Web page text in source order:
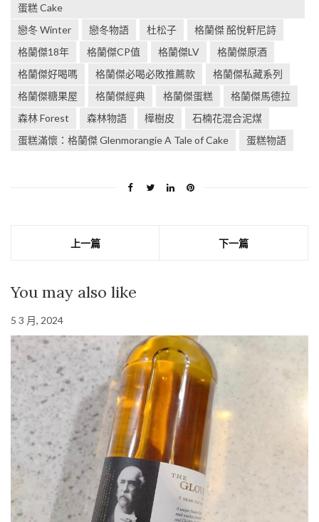
蛋糕 Cake
戀冬 Winter
戀冬物語 杜松子
格蘭傑 酩悅軒尼詩
格蘭傑18年
格蘭傑CP值 格蘭傑LV
格蘭傑原酒
格蘭傑好喝嗎
格蘭傑必喝必敗推薦款
格蘭傑私藏系列
格蘭傑糖果屋
格蘭傑經典 格蘭傑蛋糕
格蘭傑馬德拉
森林 Forest
森林物語 樺樹皮
石楠花混合泥煤
蛋糕滿懷：格蘭傑 Glenmorangie A Tale of Cake
蛋糕物語
上一篇 下一篇
You may also like
5 3 月, 2024